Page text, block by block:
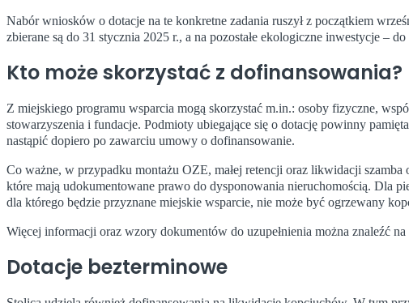
Nabór wniosków o dotacje na te konkretne zadania ruszył z początkiem
zbierane są do 31 stycznia 2025 r., a na pozostałe ekologiczne inwestycje –
Kto może skorzystać z dofinansowania?
Z miejskiego programu wsparcia mogą skorzystać m.in.: osoby fizyczne,
stowarzyszenia i fundacje. Podmioty ubiegające się o dotację powinny
nastąpić dopiero po zawarciu umowy o dofinansowanie.
Co ważne, w przypadku montażu OZE, małej retencji oraz likwidacji szamba
które mają udokumentowane prawo do dysponowania nieruchomością. Dla
dla którego będzie przyznane miejskie wsparcie, nie może być ogrzewany
Więcej informacji oraz wzory dokumentów do uzupełnienia można znaleźć na
Dotacje bezterminowe